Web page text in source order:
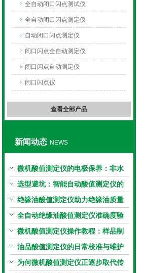
全自动闭口闪点测试仪
全自动闭口闪点测定仪
自动闭口闪点测定仪
闭口闪点全自动测定仪
闭口闪点自动测定仪
闭口闪点仪
查看全部产品
新闻动态 NEWS
微机酸值测定仪的电极保养：非水
电极的清洗与活化方法
选型避坑：智能自动酸值测定仪的
加热功率与萃取时间关系
绝缘油酸值测定仪助力绝缘油质量
把控，降低设备故障
全自动绝缘油酸值测定仪准确度验
证：标准物质标定步骤
微机酸值测定仪操作教程：样品制
备、参数设置与结果解读
油品酸值测定仪的日常校准与维护
流程
为何微机酸值测定仪正逐步取代传